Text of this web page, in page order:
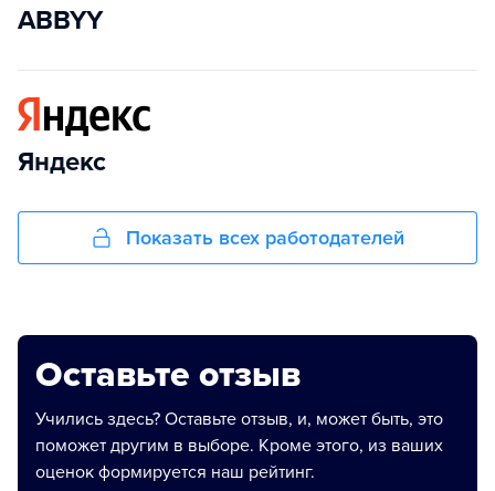
ABBYY
Яндекс
Показать всех работодателей
Оставьте отзыв
Учились здесь? Оставьте отзыв, и, может быть, это
поможет другим в выборе. Кроме этого, из ваших
оценок формируется наш рейтинг.